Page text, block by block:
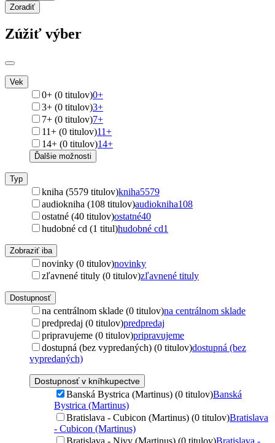
Zoradiť
Zúžiť výber
Vek
0+ (0 titulov)0+
3+ (0 titulov)3+
7+ (0 titulov)7+
11+ (0 titulov)11+
14+ (0 titulov)14+
Ďalšie možnosti
Typ
kniha (5579 titulov)kniha5579
audiokniha (108 titulov)audiokniha108
ostatné (40 titulov)ostatné40
hudobné cd (1 titul)hudobné cd1
Zobraziť iba
novinky (0 titulov)novinky
zľavnené tituly (0 titulov)zľavnené tituly
Dostupnosť
na centrálnom sklade (0 titulov)na centrálnom sklade
predpredaj (0 titulov)predpredaj
pripravujeme (0 titulov)pripravujeme
dostupná (bez vypredaných) (0 titulov)dostupná (bez
vypredaných)
Dostupnosť v kníhkupectve
Banská Bystrica (Martinus) (0 titulov)Banská
Bystrica (Martinus)
Bratislava - Cubicon (Martinus) (0 titulov)Bratislava
- Cubicon (Martinus)
Bratislava - Nivy (Martinus) (0 titulov)Bratislava -